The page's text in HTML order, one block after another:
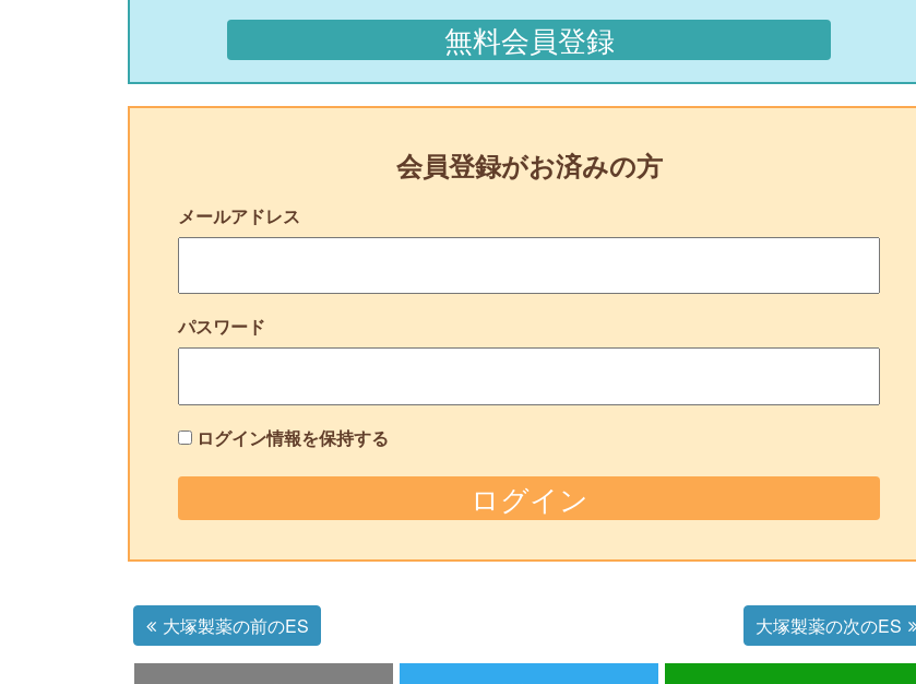
無料会員登録
会員登録がお済みの方
メールアドレス
パスワード
ログイン情報を保持する
大塚製薬の前のES 大塚製薬の次のES